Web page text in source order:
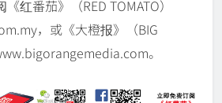
红番茄》（RED TOMATO）
，或《大橙报》（BIG
。